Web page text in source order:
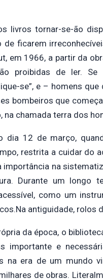
livros tornar-se-ão
ficarem
em 1966, a partir da
proibidas de ler.
se”, e – homens
bombeiros que
na chamada terra dos
12 de março,
restrita a cuidar do
importância na
Durante um longo
como um
antiguidade, rolos
da época, o
e
na era de um mundo
de obras.